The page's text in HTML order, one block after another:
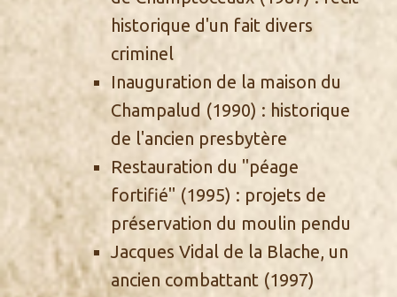
historique d'un fait divers
criminel
Inauguration de la maison du
Champalud (1990) : historique
de l'ancien presbytère
Restauration du "péage
fortifié" (1995) : projets de
préservation du moulin pendu
Jacques Vidal de la Blache, un
ancien combattant (1997)